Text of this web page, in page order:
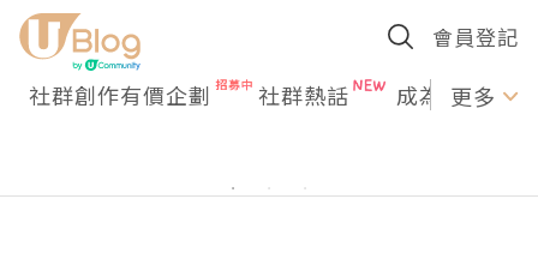
會員登記
社群創作有價企劃 社群熱話 成為U更多